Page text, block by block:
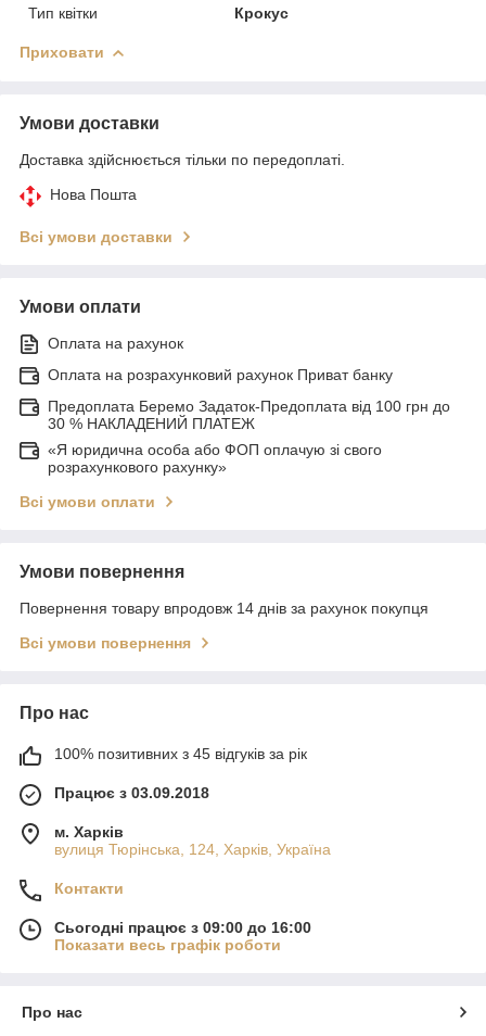
Тип квітки
Крокус
Приховати
Умови доставки
Доставка здійснюється тільки по передоплаті.
Нова Пошта
Всі умови доставки
Умови оплати
Оплата на рахунок
Оплата на розрахунковий рахунок Приват банку
Предоплата Беремо Задаток-Предоплата від 100 грн до
30 % НАКЛАДЕНИЙ ПЛАТЕЖ
«Я юридична особа або ФОП оплачую зі свого
розрахункового рахунку»
Всі умови оплати
Умови повернення
Повернення товару впродовж 14 днів за рахунок покупця
Всі умови повернення
Про нас
100% позитивних з 45 відгуків за рік
Працює з 03.09.2018
м. Харків
вулиця Тюрінська, 124, Харків, Україна
Контакти
Сьогодні працює з 09:00 до 16:00
Показати весь графік роботи
Про нас